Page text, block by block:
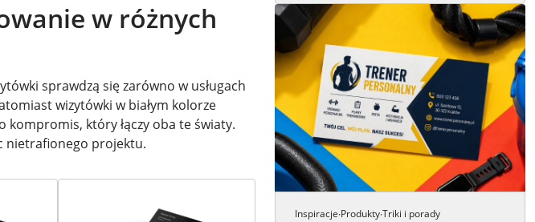
w różnych
sprawdzą się zarówno w usługach
wizytówki w białym kolorze
kompromis, który łączy oba te światy.
nietrafionego projektu.
Inspiracje·Produkty·Triki i porady